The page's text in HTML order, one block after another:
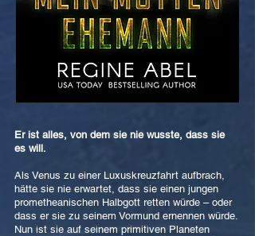
Er ist alles, von dem sie nie wusste, dass sie
es will.
Als Venus zu einer Luxuskreuzfahrt aufbrach,
hätte sie nie erwartet, dass sie einen jungen
prometheanischen Halbgott retten würde – oder
dass er sie zu seinem Vormund ernennen würde.
Nun ist sie auf seinem primitiven Planeten